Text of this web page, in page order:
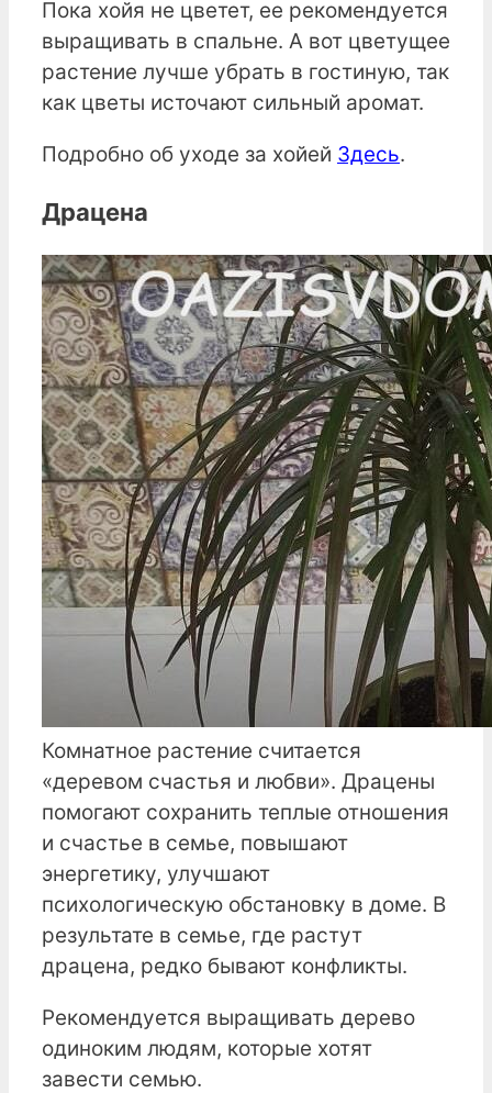
Пока хойя не цветет, ее рекомендуется
выращивать в спальне. А вот цветущее
растение лучше убрать в гостиную, так
как цветы источают сильный аромат.
Подробно об уходе за хойей Здесь.
Драцена
Комнатное растение считается
«деревом счастья и любви». Драцены
помогают сохранить теплые отношения
и счастье в семье, повышают
энергетику, улучшают
психологическую обстановку в доме. В
результате в семье, где растут
драцена, редко бывают конфликты.
Рекомендуется выращивать дерево
одиноким людям, которые хотят
завести семью.